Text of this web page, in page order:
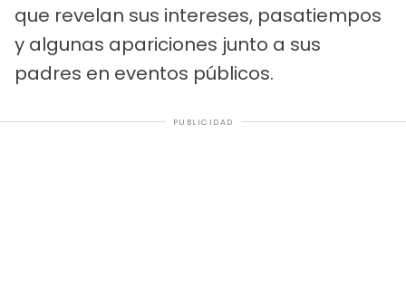
que revelan sus intereses, pasatiempos
y algunas apariciones junto a sus
padres en eventos públicos.
PUBLICIDAD